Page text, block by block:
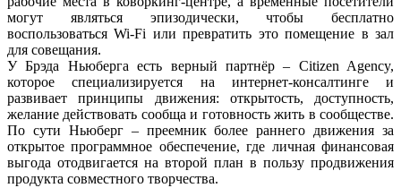
могут являться эпизодически, чтобы бесплатно
воспользоваться Wi-Fi или превратить это помещение в зал
для совещания.
У Брэда Ньюберга есть верный партнёр – Citizen Agency,
которое специализируется на интернет-консалтинге и
развивает принципы движения: открытость, доступность,
желание действовать сообща и готовность жить в сообществе.
По сути Ньюберг – преемник более раннего движения за
открытое программное обеспечение, где личная финансовая
выгода отодвигается на второй план в пользу продвижения
продукта совместного творчества.